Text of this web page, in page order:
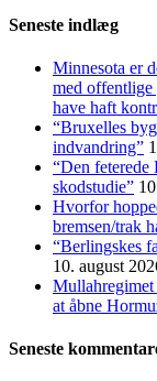
Seneste indlæg
Minnesota er
med offentlige
have haft
“Bruxelles
indvandring”
“Den feterede
skodstudie”
Hvorfor
bremsen/trak
“Berlingskes
10. august
Mullahregimet
at åbne
Seneste